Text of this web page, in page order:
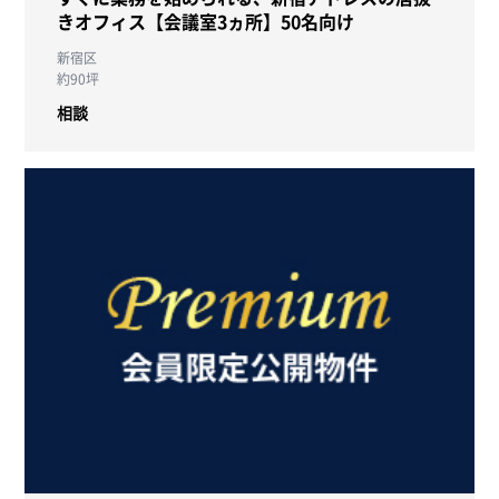
きオフィス【会議室3ヵ所】50名向け
新宿区
約90坪
相談